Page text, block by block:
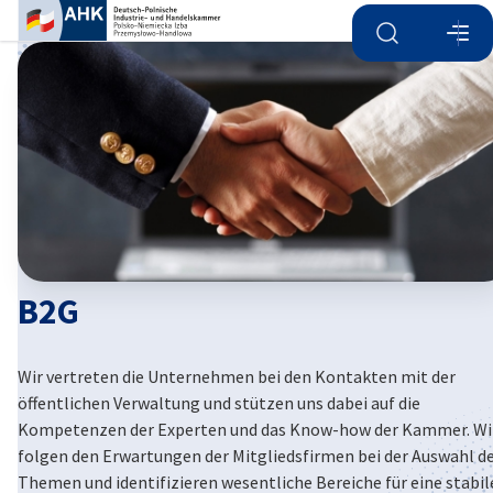
Suche öffnen
B2G
Wir vertreten die Unternehmen bei den Kontakten mit der
öffentlichen Verwaltung und stützen uns dabei auf die
Kompetenzen der Experten und das Know-how der Kammer.
folgen den Erwartungen der Mitgliedsfirmen bei der Auswahl
Themen und identifizieren wesentliche Bereiche für eine